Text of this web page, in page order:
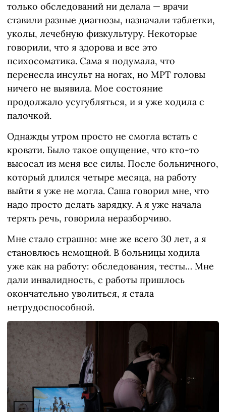
только обследований ни делала — врачи
ставили разные диагнозы, назначали таблетки,
уколы, лечебную физкультуру. Некоторые
говорили, что я здорова и все это
психосоматика. Сама я подумала, что
перенесла инсульт на ногах, но МРТ головы
ничего не выявила. Мое состояние
продолжало усугубляться, и я уже ходила с
палочкой.
Однажды утром просто не смогла встать с
кровати. Было такое ощущение, что кто-то
высосал из меня все силы. После больничного,
который длился четыре месяца, на работу
выйти я уже не могла. Саша говорил мне, что
надо просто делать зарядку. А я уже начала
терять речь, говорила неразборчиво.
Мне стало страшно: мне же всего 30 лет, а я
становлюсь немощной. В больницы ходила
уже как на работу: обследования, тесты… Мне
дали инвалидность, с работы пришлось
окончательно уволиться, я стала
нетрудоспособной.